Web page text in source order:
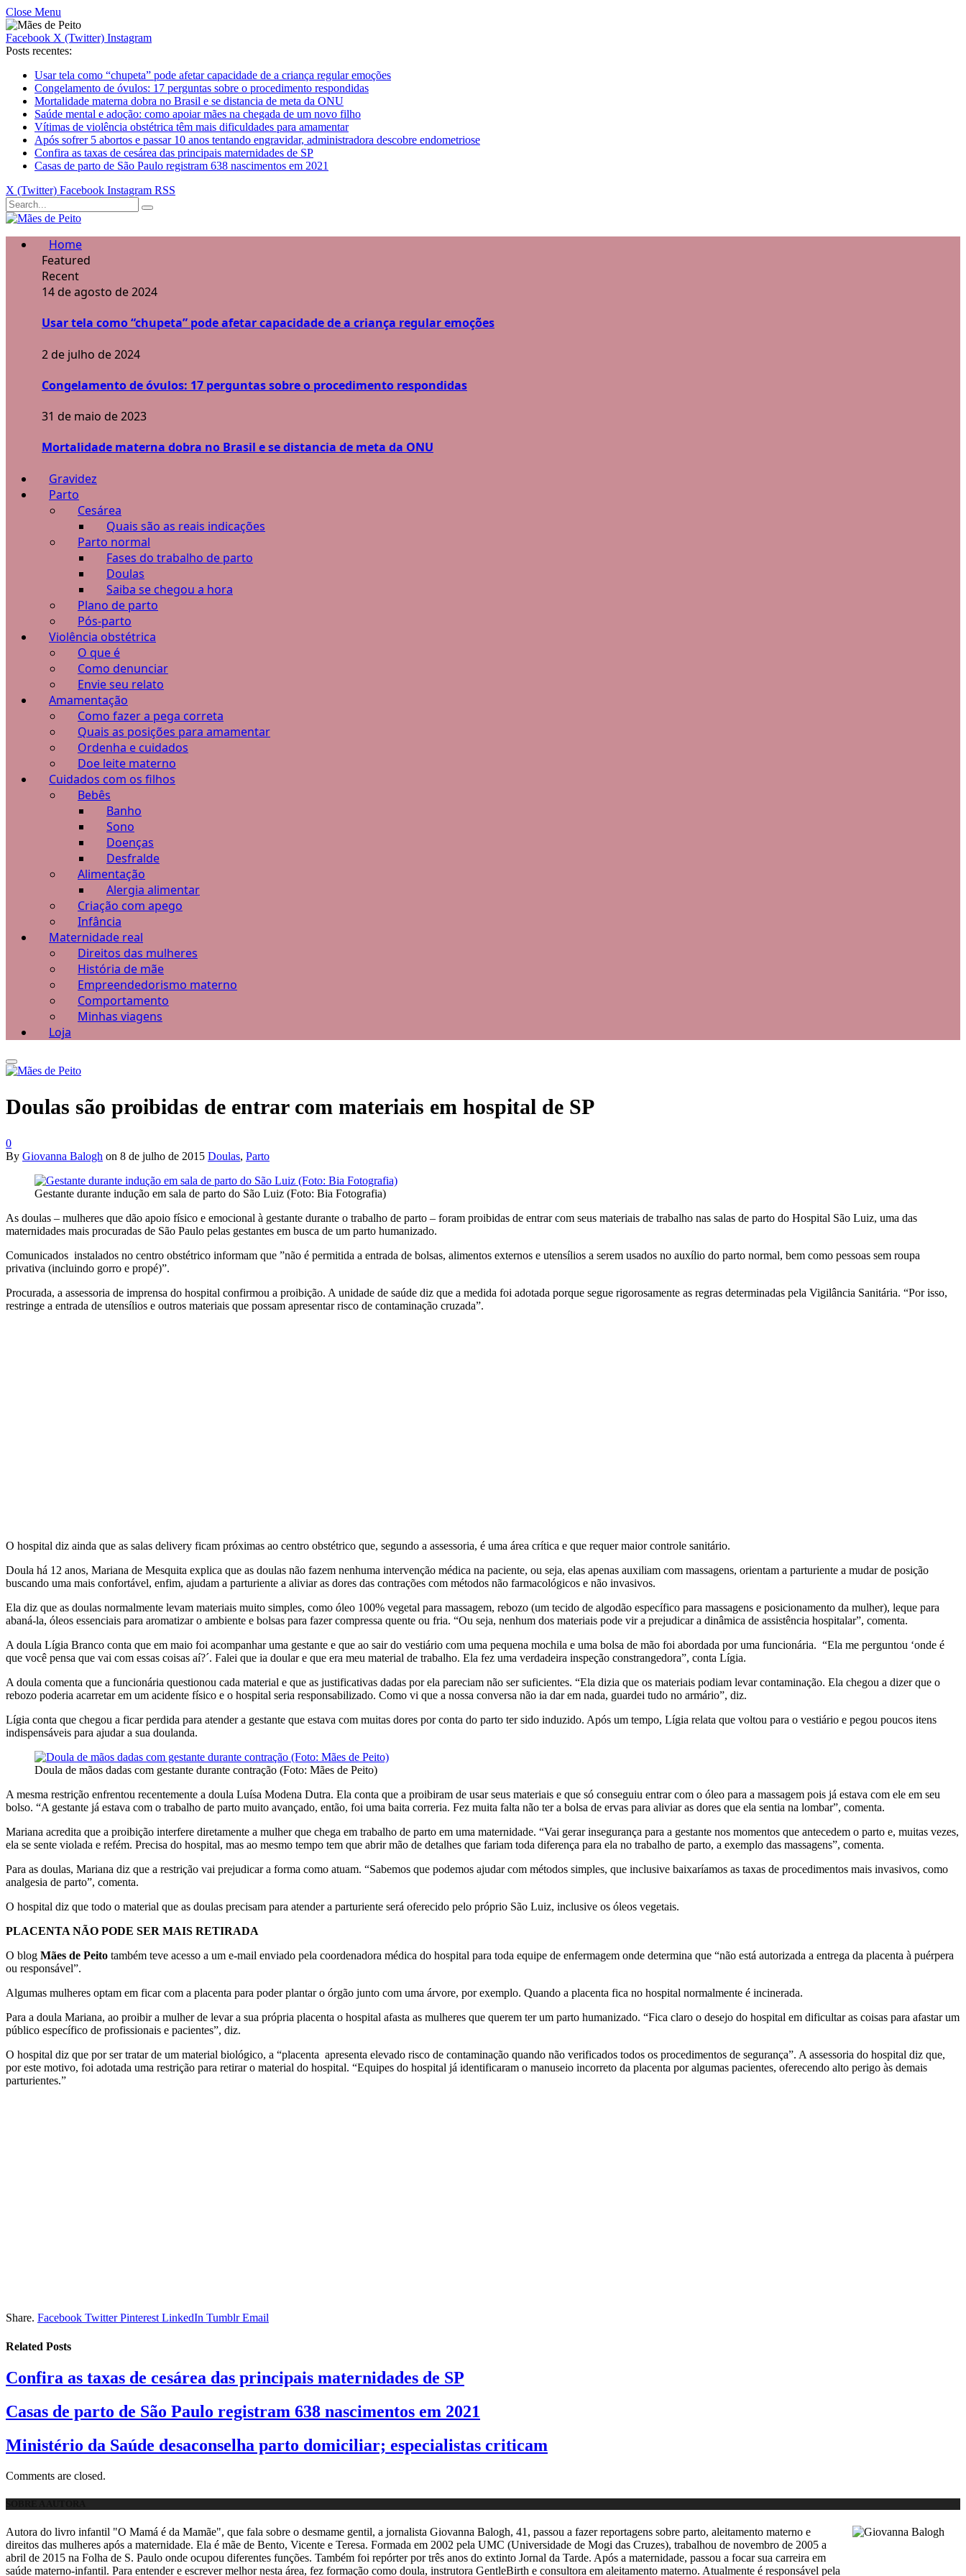
Close Menu
Facebook X (Twitter) Instagram
Posts recentes:
Usar tela como “chupeta” pode afetar capacidade de a criança regular emoções
Congelamento de óvulos: 17 perguntas sobre o procedimento respondidas
Mortalidade materna dobra no Brasil e se distancia de meta da ONU
Saúde mental e adoção: como apoiar mães na chegada de um novo filho
Vítimas de violência obstétrica têm mais dificuldades para amamentar
Após sofrer 5 abortos e passar 10 anos tentando engravidar, administradora descobre endometriose
Confira as taxas de cesárea das principais maternidades de SP
Casas de parto de São Paulo registram 638 nascimentos em 2021
X (Twitter) Facebook Instagram RSS
Home
Featured
Recent
14 de agosto de 2024
Usar tela como “chupeta” pode afetar capacidade de a criança regular emoções
2 de julho de 2024
Congelamento de óvulos: 17 perguntas sobre o procedimento respondidas
31 de maio de 2023
Mortalidade materna dobra no Brasil e se distancia de meta da ONU
Gravidez
Parto
Cesárea
Quais são as reais indicações
Parto normal
Fases do trabalho de parto
Doulas
Saiba se chegou a hora
Plano de parto
Pós-parto
Violência obstétrica
O que é
Como denunciar
Envie seu relato
Amamentação
Como fazer a pega correta
Quais as posições para amamentar
Ordenha e cuidados
Doe leite materno
Cuidados com os filhos
Bebês
Banho
Sono
Doenças
Desfralde
Alimentação
Alergia alimentar
Criação com apego
Infância
Maternidade real
Direitos das mulheres
História de mãe
Empreendedorismo materno
Comportamento
Minhas viagens
Loja
Doulas são proibidas de entrar com materiais em hospital de SP
0
By Giovanna Balogh on 8 de julho de 2015 Doulas, Parto
Gestante durante indução em sala de parto do São Luiz (Foto: Bia Fotografia)
As doulas – mulheres que dão apoio físico e emocional à gestante durante o trabalho de parto – foram proibidas de entrar com seus materiais de trabalho nas salas de parto do Hospital São Luiz, uma das
maternidades mais procuradas de São Paulo pelas gestantes em busca de um parto humanizado.
Comunicados instalados no centro obstétrico informam que ”não é permitida a entrada de bolsas, alimentos externos e utensílios a serem usados no auxílio do parto normal, bem como pessoas sem roupa
privativa (incluindo gorro e propé)”.
Procurada, a assessoria de imprensa do hospital confirmou a proibição. A unidade de saúde diz que a medida foi adotada porque segue rigorosamente as regras determinadas pela Vigilância Sanitária. “Por isso,
restringe a entrada de utensílios e outros materiais que possam apresentar risco de contaminação cruzada”.
O hospital diz ainda que as salas delivery ficam próximas ao centro obstétrico que, segundo a assessoria, é uma área crítica e que requer maior controle sanitário.
Doula há 12 anos, Mariana de Mesquita explica que as doulas não fazem nenhuma intervenção médica na paciente, ou seja, elas apenas auxiliam com massagens, orientam a parturiente a mudar de posição
buscando uma mais confortável, enfim, ajudam a parturiente a aliviar as dores das contrações com métodos não farmacológicos e não invasivos.
Ela diz que as doulas normalmente levam materiais muito simples, como óleo 100% vegetal para massagem, rebozo (um tecido de algodão específico para massagens e posicionamento da mulher), leque para
abaná-la, óleos essenciais para aromatizar o ambiente e bolsas para fazer compressa quente ou fria. “Ou seja, nenhum dos materiais pode vir a prejudicar a dinâmica de assistência hospitalar”, comenta.
A doula Lígia Branco conta que em maio foi acompanhar uma gestante e que ao sair do vestiário com uma pequena mochila e uma bolsa de mão foi abordada por uma funcionária. “Ela me perguntou ‘onde é
que você pensa que vai com essas coisas aí?´. Falei que ia doular e que era meu material de trabalho. Ela fez uma verdadeira inspeção constrangedora”, conta Lígia.
A doula comenta que a funcionária questionou cada material e que as justificativas dadas por ela pareciam não ser suficientes. “Ela dizia que os materiais podiam levar contaminação. Ela chegou a dizer que o
rebozo poderia acarretar em um acidente físico e o hospital seria responsabilizado. Como vi que a nossa conversa não ia dar em nada, guardei tudo no armário”, diz.
Lígia conta que chegou a ficar perdida para atender a gestante que estava com muitas dores por conta do parto ter sido induzido. Após um tempo, Lígia relata que voltou para o vestiário e pegou poucos itens
indispensáveis para ajudar a sua doulanda.
Doula de mãos dadas com gestante durante contração (Foto: Mães de Peito)
A mesma restrição enfrentou recentemente a doula Luísa Modena Dutra. Ela conta que a proibiram de usar seus materiais e que só conseguiu entrar com o óleo para a massagem pois já estava com ele em seu
bolso. “A gestante já estava com o trabalho de parto muito avançado, então, foi uma baita correria. Fez muita falta não ter a bolsa de ervas para aliviar as dores que ela sentia na lombar”, comenta.
Mariana acredita que a proibição interfere diretamente a mulher que chega em trabalho de parto em uma maternidade. “Vai gerar insegurança para a gestante nos momentos que antecedem o parto e, muitas vezes,
ela se sente violada e refém. Precisa do hospital, mas ao mesmo tempo tem que abrir mão de detalhes que fariam toda diferença para ela no trabalho de parto, a exemplo das massagens”, comenta.
Para as doulas, Mariana diz que a restrição vai prejudicar a forma como atuam. “Sabemos que podemos ajudar com métodos simples, que inclusive baixaríamos as taxas de procedimentos mais invasivos, como
analgesia de parto”, comenta.
O hospital diz que todo o material que as doulas precisam para atender a parturiente será oferecido pelo próprio São Luiz, inclusive os óleos vegetais.
PLACENTA NÃO PODE SER MAIS RETIRADA
O blog Mães de Peito também teve acesso a um e-mail enviado pela coordenadora médica do hospital para toda equipe de enfermagem onde determina que “não está autorizada a entrega da placenta à puérpera
ou responsável”.
Algumas mulheres optam em ficar com a placenta para poder plantar o órgão junto com uma árvore, por exemplo. Quando a placenta fica no hospital normalmente é incinerada.
Para a doula Mariana, ao proibir a mulher de levar a sua própria placenta o hospital afasta as mulheres que querem ter um parto humanizado. “Fica claro o desejo do hospital em dificultar as coisas para afastar um
público específico de profissionais e pacientes”, diz.
O hospital diz que por ser tratar de um material biológico, a “placenta apresenta elevado risco de contaminação quando não verificados todos os procedimentos de segurança”. A assessoria do hospital diz que,
por este motivo, foi adotada uma restrição para retirar o material do hospital. “Equipes do hospital já identificaram o manuseio incorreto da placenta por algumas pacientes, oferecendo alto perigo às demais
parturientes.”
Share. Facebook Twitter Pinterest LinkedIn Tumblr Email
Related Posts
Confira as taxas de cesárea das principais maternidades de SP
Casas de parto de São Paulo registram 638 nascimentos em 2021
Ministério da Saúde desaconselha parto domiciliar; especialistas criticam
Comments are closed.
Autora do livro infantil "O Mamá é da Mamãe", que fala sobre o desmame gentil, a jornalista Giovanna Balogh, 41, passou a fazer reportagens sobre parto, aleitamento materno e
direitos das mulheres após a maternidade. Ela é mãe de Bento, Vicente e Teresa. Formada em 2002 pela UMC (Universidade de Mogi das Cruzes), trabalhou de novembro de 2005 a
abril de 2015 na Folha de S. Paulo onde ocupou diferentes funções. Também foi repórter por três anos do extinto Jornal da Tarde. Após a maternidade, passou a focar sua carreira em
saúde materno-infantil. Para entender e escrever melhor nesta área, fez formação como doula, instrutora GentleBirth e consultora em aleitamento materno. Atualmente é responsável pela